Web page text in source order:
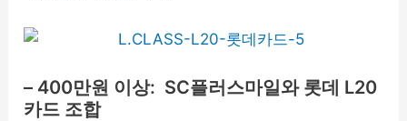
– 400만원 이상: SC플러스마일와 롯데 L20
카드 조합